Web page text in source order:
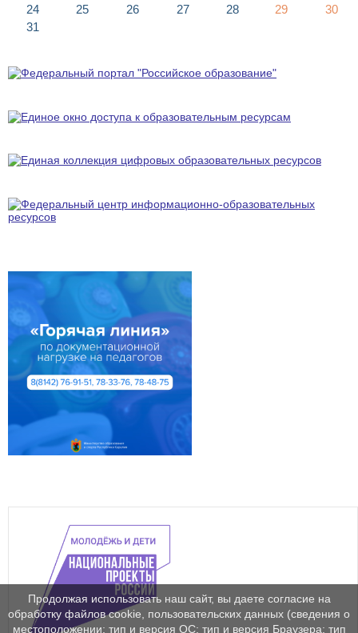
24
25 26 27 28 29
30
31
Продолжая использовать наш сайт, вы даете согласие на
обработку файлов cookie, пользовательских данных (сведения о
местоположении; тип и версия ОС; тип и версия Браузера; тип